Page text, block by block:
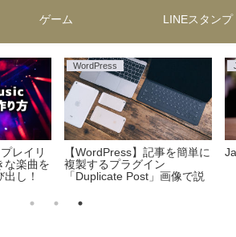
ゲーム LINEスタンプ
レイリ
な楽曲を
し！
WordPress
【WordPress】記事を簡単に
複製するプラグイン
「Duplicate Post」画像で説